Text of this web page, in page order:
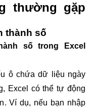
thường gặp
thành số
số trong Excel
ô chứa dữ liệu ngày
Excel có thể tự động
Ví dụ, nếu bạn nhập